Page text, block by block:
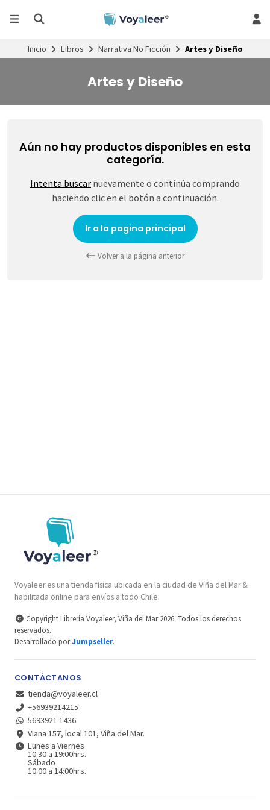
Inicio Libros Narrativa No Ficción Artes y Diseño
Artes y Diseño
Aún no hay productos disponibles en esta
categoría.
Intenta buscar nuevamente o continúa comprando
haciendo clic en el botón a continuación.
Ir a la pagina principal
Volver a la página anterior
Voyaleer es una tienda física ubicada en la ciudad de Viña del Mar &
habilitada online para envíos a todo Chile.
Copyright Librería Voyaleer, Viña del Mar 2026. Todos los derechos
reservados.
Desarrollado porJumpseller.
CONTÁCTANOS
tienda@voyaleer.cl
+56939214215
5693921 1436
Viana 157, local 101, Viña del Mar.
Lunes a Viernes
10:30 a 19:00hrs.
Sábado
10:00 a 14:00hrs.